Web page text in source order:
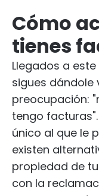
Cómo
tienes
Llegados a
sigues dándole
preocupación:
tengo
único al que le
existen
propiedad de
con la